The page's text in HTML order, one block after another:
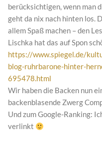
berücksichtigen, wenn man
geht da nix nach hinten los.
allem Spaß machen – den
Lischka hat das auf Spon
https://www.spiegel.de/
blog-ruhrbarone-hinter-
695478.html
Wir haben die Backen nun
backenblasende Zwerg
Und zum Google-Ranking:
verlinkt